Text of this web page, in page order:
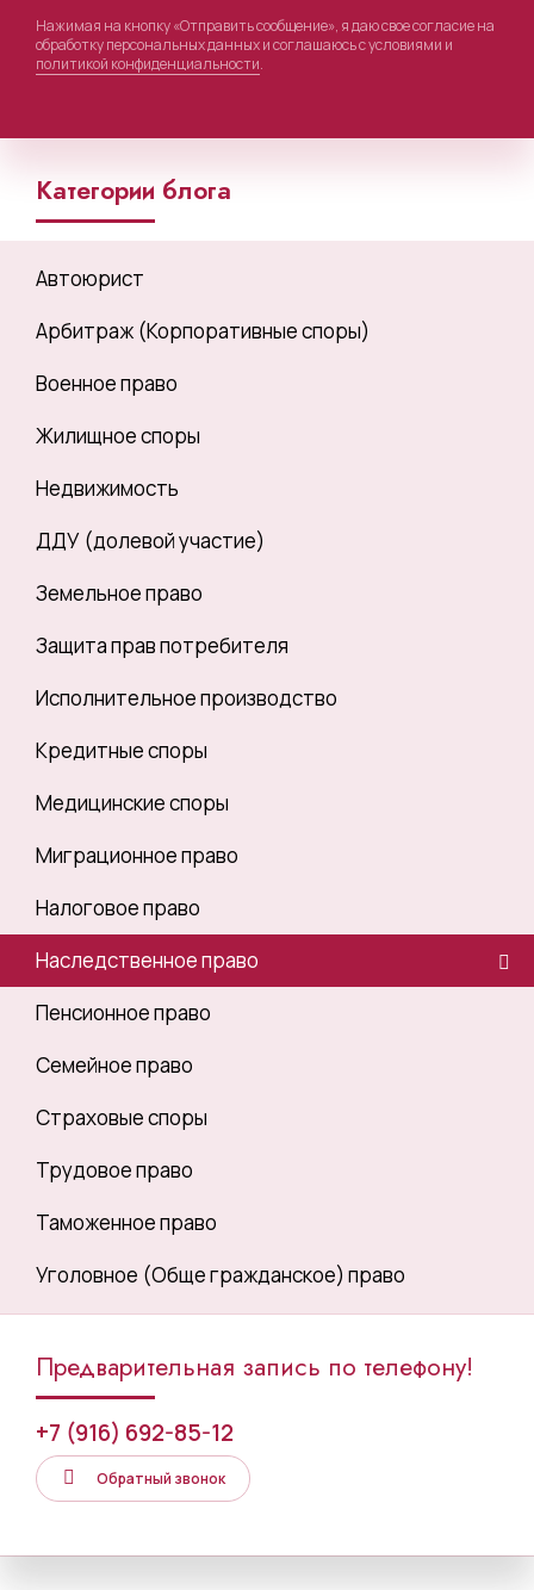
Нажимая на кнопку «Отправить сообщение», я даю свое согласие на
обработку персональных данных и соглашаюсь с условиями и
политикой конфиденциальности.
Категории блога
Автоюрист
Арбитраж (Корпоративные споры)
Военное право
Жилищное споры
Недвижимость
ДДУ (долевой участие)
Земельное право
Защита прав потребителя
Исполнительное производство
Кредитные споры
Медицинские споры
Миграционное право
Налоговое право
Наследственное право
Пенсионное право
Семейное право
Страховые споры
Трудовое право
Таможенное право
Уголовное (Обще гражданское) право
Предварительная запись по телефону!
+7 (916) 692-85-12
Обратный звонок